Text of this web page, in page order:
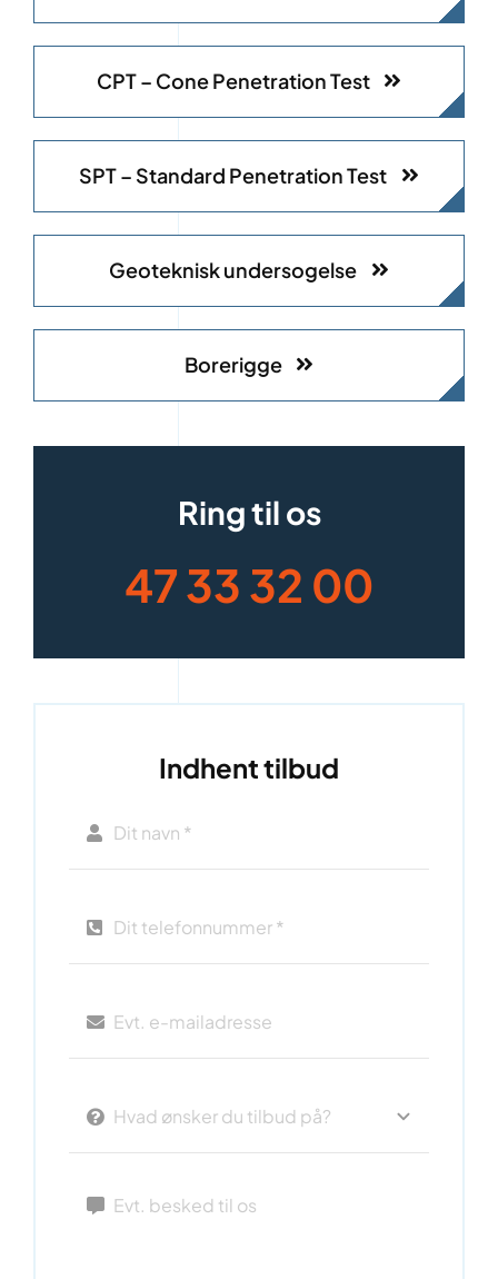
CPT – Cone Penetration Test
SPT – Standard Penetration Test
Geoteknisk undersogelse
Borerigge
Ring til os
47 33 32 00
Indhent tilbud